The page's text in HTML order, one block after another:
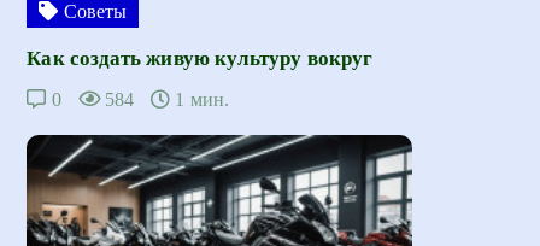
Советы
Как создать живую культуру вокруг
0 584 1 мин.